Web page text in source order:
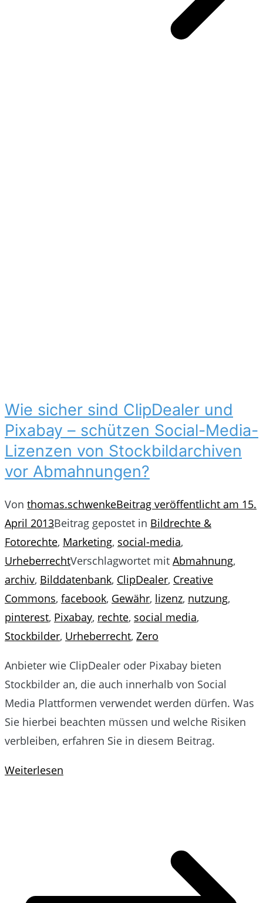
Wie sicher sind ClipDealer und
Pixabay – schützen Social-Media-
Lizenzen von Stockbildarchiven
vor Abmahnungen?
Von thomas.schwenkeBeitrag veröffentlicht am 15.
April 2013Beitrag gepostet in Bildrechte &
Fotorechte, Marketing, social-media,
UrheberrechtVerschlagwortet mit Abmahnung,
archiv, Bilddatenbank, ClipDealer, Creative
Commons, facebook, Gewähr, lizenz, nutzung,
pinterest, Pixabay, rechte, social media,
Stockbilder, Urheberrecht, Zero
Anbieter wie ClipDealer oder Pixabay bieten
Stockbilder an, die auch innerhalb von Social
Media Plattformen verwendet werden dürfen. Was
Sie hierbei beachten müssen und welche Risiken
verbleiben, erfahren Sie in diesem Beitrag.
Weiterlesen